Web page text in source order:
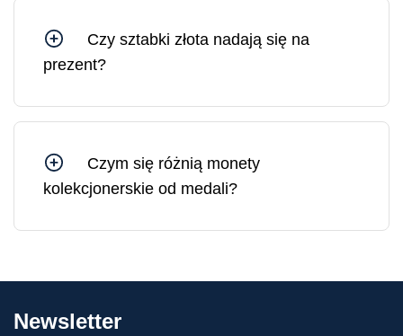
uszkodzonym opakowaniu sprzedawane jest po
cenie o 10–30% niższej niż złoto w
nieuszkodzonym, oryginalnym opakowaniu.
Czy sztabki złota nadają się na
prezent?
stanowią solidne i płynne aktywa, których wartość
Czym się różnią monety
kolekcjonerskie od medali?
medalami polega na tym, że moneta
ściśle określonego nakładu, a zatem mogą być
Newsletter